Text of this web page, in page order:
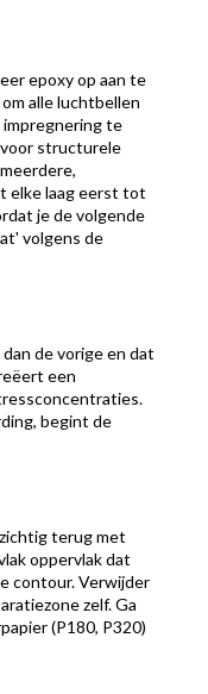
epoxy op aan te
alle luchtbellen
te
voor structurele
elke laag eerst tot
je de volgende
volgens de
de vorige en dat
een
begint de
terug met
oppervlak dat
contour. Verwijder
zelf. Ga
(P180, P320)